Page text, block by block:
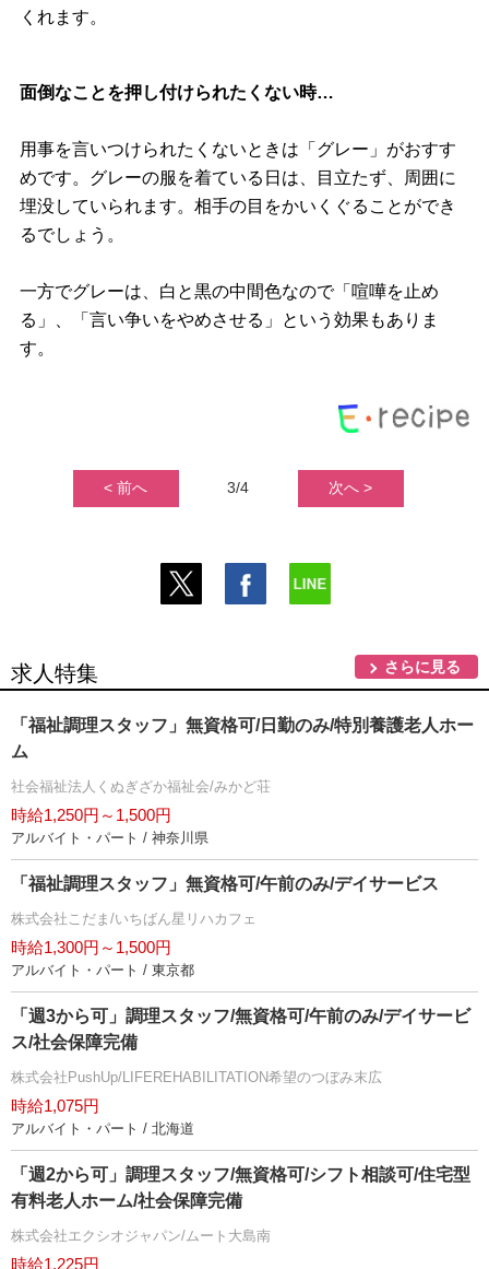
くれます。
面倒なことを押し付けられたくない時…
用事を言いつけられたくないときは「グレー」がおすす
めです。グレーの服を着ている日は、目立たず、周囲に
埋没していられます。相手の目をかいくぐることができ
るでしょう。
一方でグレーは、白と黒の中間色なので「喧嘩を止め
る」、「言い争いをやめさせる」という効果もありま
す。
< 前へ 3/4 次へ >
求人特集 さらに見る
「福祉調理スタッフ」無資格可/日勤のみ/特別養護老人ホー
ム
社会福祉法人くぬぎざか福祉会/みかど荘
時給1,250円～1,500円
アルバイト・パート / 神奈川県
「福祉調理スタッフ」無資格可/午前のみ/デイサービス
株式会社こだま/いちばん星リハカフェ
時給1,300円～1,500円
アルバイト・パート / 東京都
「週3から可」調理スタッフ/無資格可/午前のみ/デイサービ
ス/社会保障完備
株式会社PushUp/LIFEREHABILITATION希望のつぼみ末広
時給1,075円
アルバイト・パート / 北海道
「週2から可」調理スタッフ/無資格可/シフト相談可/住宅型
有料老人ホーム/社会保障完備
株式会社エクシオジャパン/ムート大島南
時給1,225円